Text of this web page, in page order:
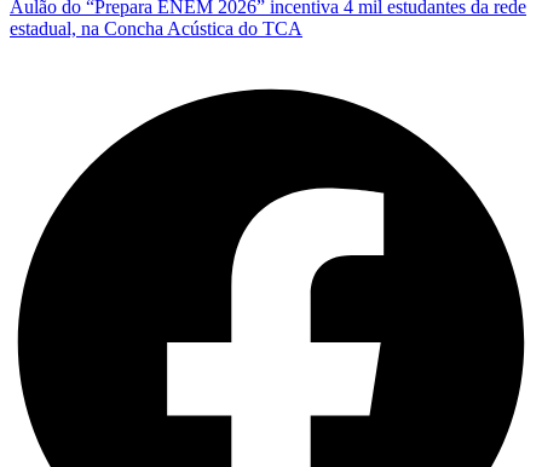
Aulão do “Prepara ENEM 2026” incentiva 4 mil estudantes da rede
estadual, na Concha Acústica do TCA